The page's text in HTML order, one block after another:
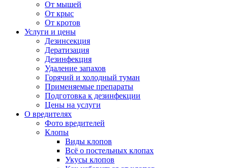
От мышей
От крыс
От кротов
Услуги и цены
Дезинсекция
Дератизация
Дезинфекция
Удаление запахов
Горячий и холодный туман
Применяемые препараты
Подготовка к дезинфекции
Цены на услуги
О вредителях
Фото вредителей
Клопы
Виды клопов
Всё о постельных клопах
Укусы клопов